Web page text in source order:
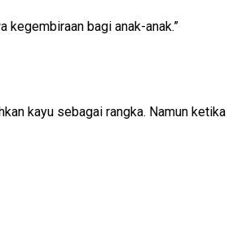
kegembiraan bagi anak-anak.”
kayu sebagai rangka. Namun ketika